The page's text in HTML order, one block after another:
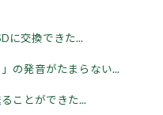
に交換できた...
の発音がたまらない...
ことができた...